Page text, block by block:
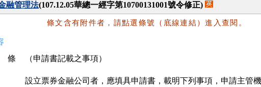
融管理法(107.12.05華總一經字第10700131001號令修正)
條文含有附件者，請點選條號（底線連結）進入查閱。
條
（申請書記載之事項）
設立票券金融公司者，應填具申請書，載明下列事項，申請主管